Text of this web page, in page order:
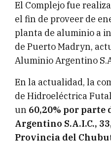
El Complejo fue
el fin de proveer de
planta de aluminio a
de Puerto Madryn,
Aluminio Argentino
En la actualidad, la
de Hidroeléctrica
un 60,20% por
Argentino S.A.I.C.,
Provincia del